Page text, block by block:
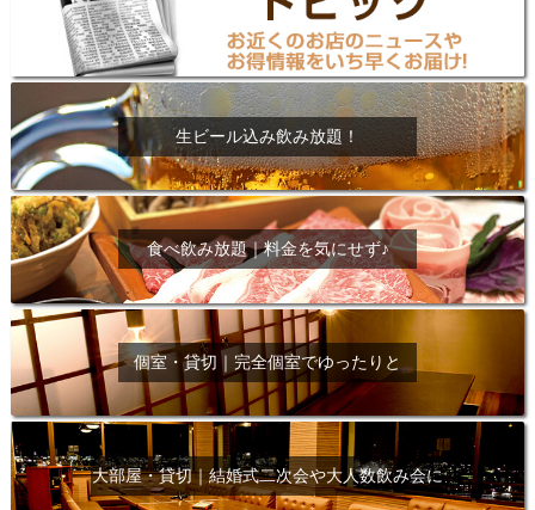
生ビール込み飲み放題！
食べ飲み放題｜料金を気にせず♪
個室・貸切｜完全個室でゆったりと
大部屋・貸切｜結婚式二次会や大人数飲み会に